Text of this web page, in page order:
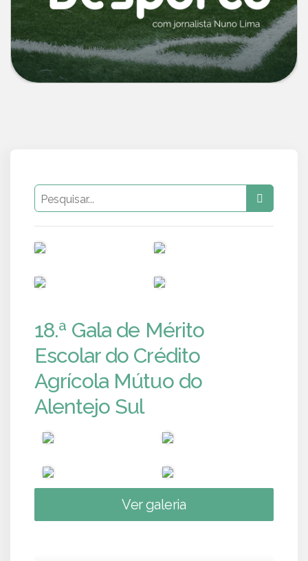
18.ª Gala de Mérito
Escolar do Crédito
Agrícola Mútuo do
Alentejo Sul
Ver galeria